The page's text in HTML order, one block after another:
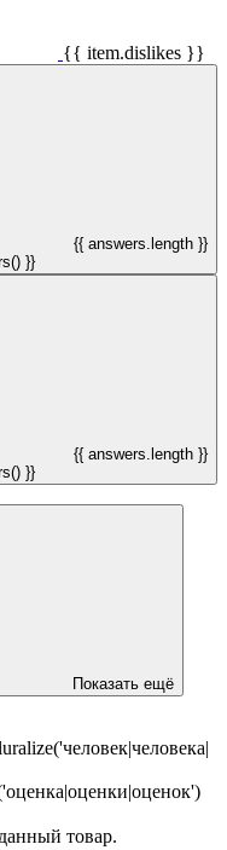
{{ item.dislikes }}
{{ answers.length }}
}}
{{ answers.length }}
}}
Показать ещё
товар.